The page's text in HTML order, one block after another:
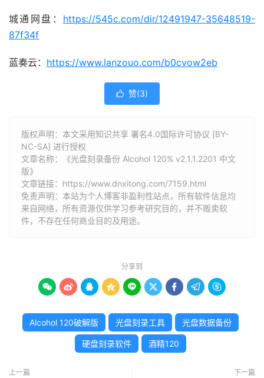
城通网盘： https://545c.com/dir/12491947-35648519-
87f34f
蓝奏云： https://www.lanzouo.com/b0cvow2eb
 赞(3)
版权声明：本文采用知识共享 署名4.0国际许可协议 [BY-
NC-SA] 进行授权
文章名称：《光盘刻录备份 Alcohol 120% v2.1.1.2201 中文
版》
文章链接： https://www.dnxitong.com/7159.html
免责声明：本站为个人博客非盈利性站点，所有软件信息均
来自网络，所有资源仅供学习参考研究目的，并不贩卖软
件，不存在任何商业目的及用途。
分享到
        
Alcohol 120破解版 光盘刻录工具 光盘数据备份
硬盘刻录软件 酒精120
上一篇 下一篇